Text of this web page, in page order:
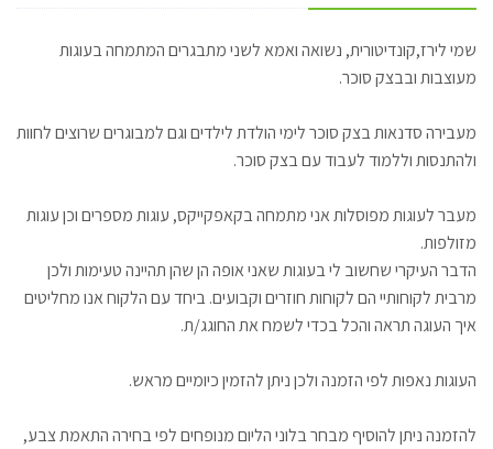
שמי לירז,קונדיטורית, נשואה ואמא לשני מתבגרים המתמחה בעוגות
מעוצבות ובבצק סוכר.
מעבירה סדנאות בצק סוכר לימי הולדת לילדים וגם למבוגרים שרוצים לחוות
ולהתנסות וללמוד לעבוד עם בצק סוכר.
מעבר לעוגות מפוסלות אני מתמחה בקאפקייקס, עוגות מספרים וכן עוגות
מזולפות.
הדבר העיקרי שחשוב לי בעוגות שאני אופה הן שהן תהיינה טעימות ולכן
מרבית לקוחותיי הם לקוחות חוזרים וקבועים. ביחד עם הלקוח אנו מחליטים
איך העוגה תראה והכל בכדי לשמח את החוגג/ת.
העוגות נאפות לפי הזמנה ולכן ניתן להזמין כיומיים מראש.
להזמנה ניתן להוסיף מבחר בלוני הליום מנופחים לפי בחירה התאמת צבע,